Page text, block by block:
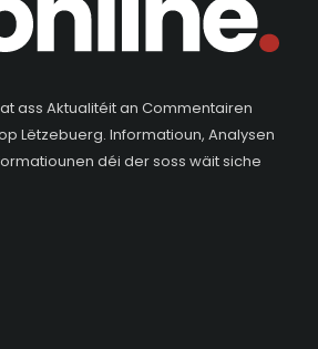
ass Aktualitéit an Commentairen
Lëtzebuerg. Informatioun, Analysen
déi der soss wäit siche